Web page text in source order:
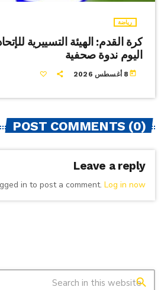
رياضة
كرة القدم: الهيئة التسييرية
اليوم ندوة صحفية
today 8 أغسطس 2026
POST COMMENTS (0)
Leave a reply
in to post a comment. Log in now
search